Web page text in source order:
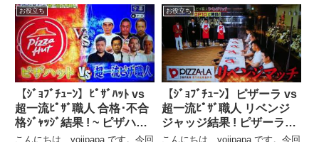
料理人10名がジャッジ！「無印
良品食べるスープシリーズ本当に
美味しい順ランキングTOP
５！」の内容をお伝えし...
足しアレンジレシピの内容をお伝
えします。番組名ジョブチューン
★【大人気ラーメン店店主が大集
合オリジナルレシピで大...
お役立ち
【ｼﾞｮﾌﾞﾁｭｰﾝ】ﾋﾟｻﾞﾊｯﾄ vs
超一流ﾋﾟｻﾞ職人 合格･不合
格ｼﾞｬｯｼﾞ結果 ! ~ ピザハッ
ト社員ｲﾁ押しTOPﾒﾆｭｰ vs
こんにちは、yojipapa です。今回
お役立ち
【ｼﾞｮﾌﾞﾁｭｰﾝ】ピザーラ vs
超一流ﾋﾟｻﾞ職人 リベンジ
ジャッジ結果 ! ピザーラ社
員ｲﾁ押しTOP10ﾒﾆｭｰ vs 超
こんにちは、yojipapa です。今回